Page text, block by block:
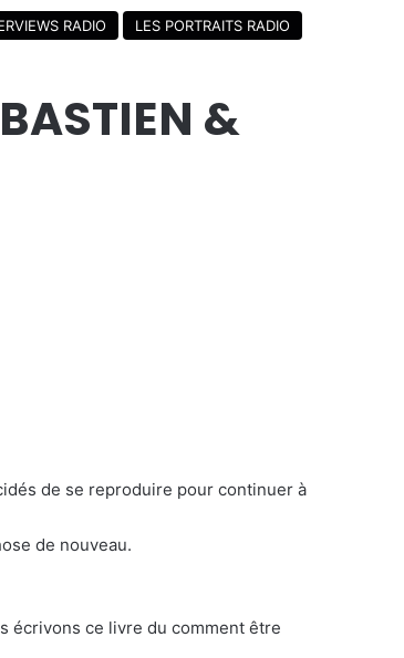
RADIO
LES PORTRAITS RADIO
&
de se reproduire pour continuer à
de nouveau.
écrivons ce livre du comment être